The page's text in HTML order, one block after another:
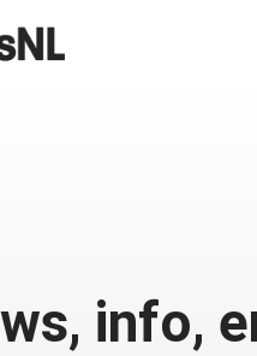
info,